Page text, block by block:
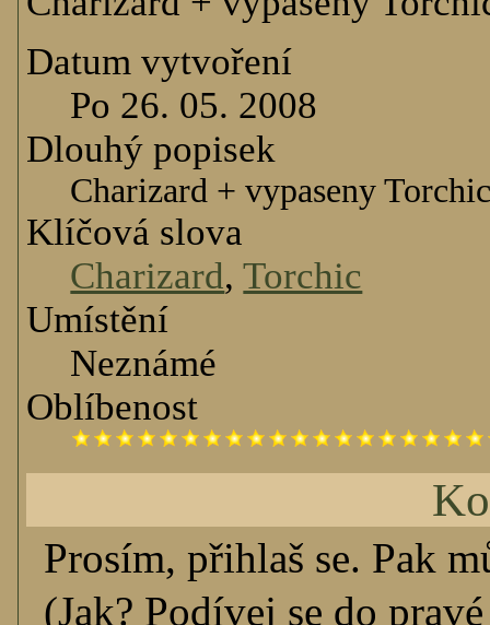
Datum vytvoření
Po 26. 05. 2008
Dlouhý popisek
Charizard + vypaseny
Klíčová slova
Charizard,Torchic
Umístění
Neznámé
Oblíbenost
Prosím, přihlaš se. Pak
(Jak? Podívej se do